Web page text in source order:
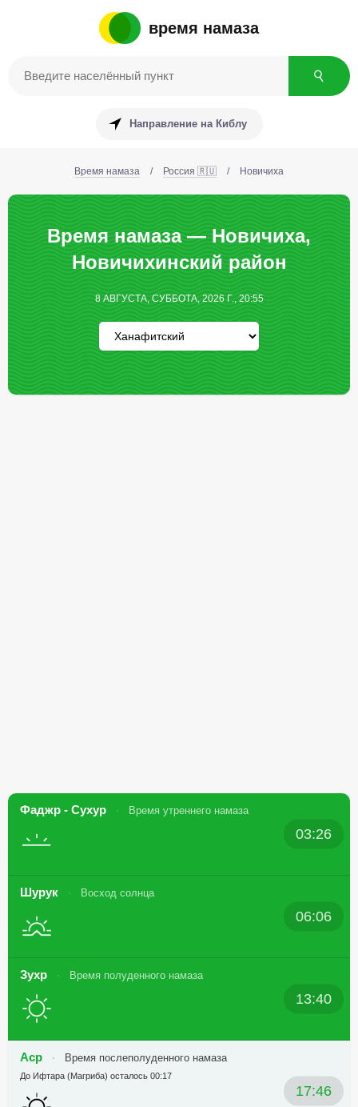
время намаза
Направление на Киблу
Время намаза / Россия 🇷🇺 / Новичиха
Время намаза — Новичиха,
Новичихинский район
8 АВГУСТА, СУББОТА, 2026 Г., 20:55
Фаджр - Сухур Время утреннего намаза
03:26
Шурук Восход солнца
06:06
Зухр Время полуденного намаза
13:40
Аср Время послеполуденного намаза
17:46
До Ифтара (Магриба) осталось 00:17